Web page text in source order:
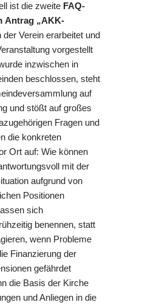
ist die zweite FAQ-
Antrag „AKK-
der Verein erarbeitet und
vorgestellt
inzwischen in
beschlossen, steht
auf
und stößt auf großes
Fragen und
die konkreten
Ort auf: Wie können
mit der
aufgrund von
Positionen
sich
benennen, statt
wenn Probleme
Finanzierung der
gefährdet
die Basis der Kirche
und Anliegen in die